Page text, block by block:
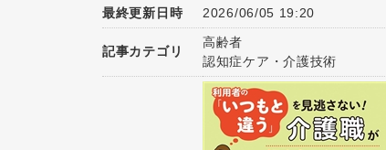
最終更新日時
2026/06/05 19:20
記事カテゴリ
高齢者
認知症ケア・介護技術